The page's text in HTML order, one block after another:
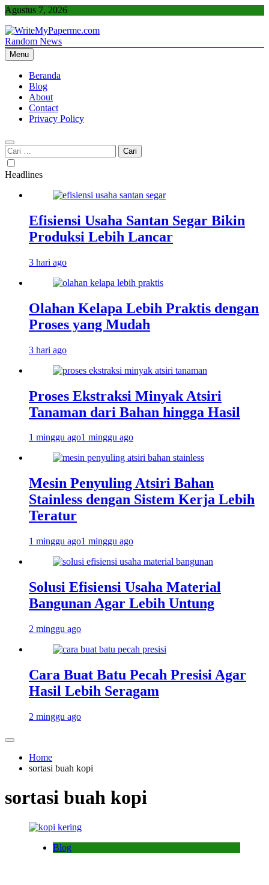
Skip
content
Agustus 7, 2026
WriteMyPaperme.com
Bisnis, Kuliner, Teknologi
Random News
Menu
Beranda
Blog
About
Contact
Privacy Policy
Cari
untuk:
Headlines
Efisiensi Usaha Santan Segar Bikin
Produksi Lebih Lancar
3 hari ago
Olahan Kelapa Lebih Praktis dengan
Proses yang Mudah
3 hari ago
Proses Ekstraksi Minyak Atsiri
Tanaman dari Bahan hingga Hasil
1 minggu ago1 minggu ago
Mesin Penyuling Atsiri Bahan
Stainless dengan Sistem Kerja Lebih
Teratur
1 minggu ago1 minggu ago
Solusi Efisiensi Usaha Material
Bangunan Agar Lebih Untung
2 minggu ago
Cara Buat Batu Pecah Presisi Agar
Hasil Lebih Seragam
2 minggu ago
Home
sortasi buah kopi
sortasi buah kopi
Blog